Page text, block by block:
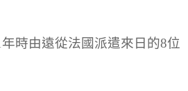
時由遠從法國派遣來日的8位